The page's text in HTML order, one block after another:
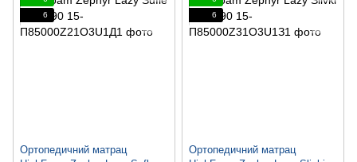
6
Ортопедичний матрац
6
Ортопедичний матрац